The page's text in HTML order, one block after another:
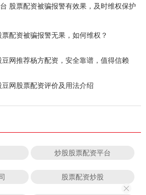
股票配资被骗报警有效果，及时维权保护
配资被骗报警无果，如何维权？
网推荐杨方配资，安全靠谱，值得信赖
网股票配资评价及用法介绍
炒股股票配资平台
股票配资炒股